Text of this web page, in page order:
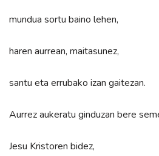
mundua sortu baino lehen,
haren aurrean, maitasunez,
santu eta errubako izan gaitezan.
Aurrez aukeratu ginduzan bere
Jesu Kristoren bidez,